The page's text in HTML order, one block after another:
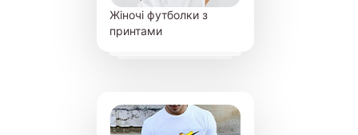
Жіночі футболки з
принтами